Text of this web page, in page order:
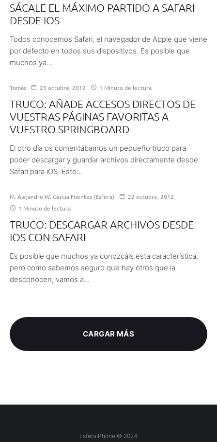
SÁCALE EL MÁXIMO PARTIDO A SAFARI
DESDE IOS
Todos conocemos Safari, el navegador de Apple que viene
por defecto en todos sus dispositivos. Es posible que
muchos ya...
Tomás 25 octubre, 2012 1 Minuto de lectura
TRUCO: AÑADE ACCESOS DIRECTOS DE
VUESTRAS PÁGINAS FAVORITAS A
VUESTRO SPRINGBOARD
El otro día os comentábamos un pequeño truco para
poder descargar y guardar archivos directamente desde
Safari para iOS. Éste...
M. Alejandro W. García Fuentes (Esfera)
22 octubre, 2012
1 Minuto de lectura
TRUCO: DESCARGAR ARCHIVOS DESDE
IOS CON SAFARI
Es posible que muchos ya conozcáis esta característica,
pero como sabemos seguro que hay otros que la
desconocen, vamos a...
CARGAR MÁS
EsferaiPhone © 2024